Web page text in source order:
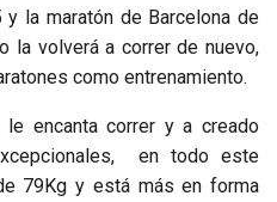
la maratón de Barcelona de
la volverá a correr de nuevo,
como entrenamiento.
encanta correr y a creado
en todo este
79Kg y está más en forma